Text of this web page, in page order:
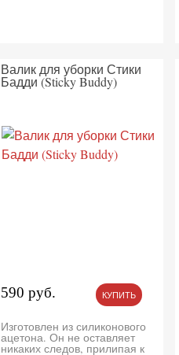
Валик для уборки Стики
Бадди (Sticky Buddy)
590 руб. КУПИТЬ
Изготовлен из силиконового
ацетона. Он не оставляет
никаких следов, прилипая к